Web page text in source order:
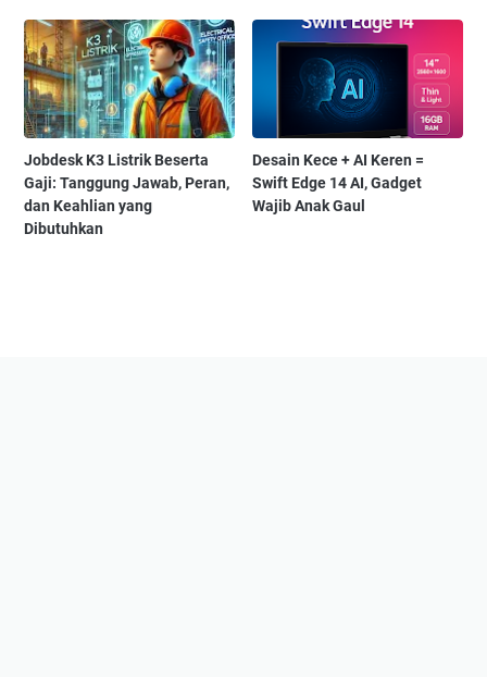
Jobdesk K3 Listrik Beserta
Gaji: Tanggung Jawab, Peran,
dan Keahlian yang
Dibutuhkan
Desain Kece + AI Keren =
Swift Edge 14 AI, Gadget
Wajib Anak Gaul